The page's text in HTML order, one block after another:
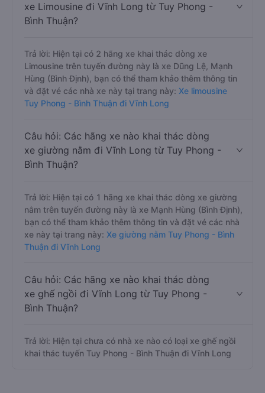
xe Limousine đi Vĩnh Long từ Tuy Phong -
Bình Thuận?
Trả lời: Hiện tại có 2 hãng xe khai thác dòng xe
Limousine trên tuyến đường này là xe Dũng Lệ, Mạnh
Hùng (Bình Định), bạn có thể tham khảo thêm thông tin
và đặt vé các nhà xe này tại trang này: Xe limousine
Tuy Phong - Bình Thuận đi Vĩnh Long
Câu hỏi: Các hãng xe nào khai thác dòng
xe giường nằm đi Vĩnh Long từ Tuy Phong -
Bình Thuận?
Trả lời: Hiện tại có 1 hãng xe khai thác dòng xe giường
nằm trên tuyến đường này là xe Mạnh Hùng (Bình Định),
bạn có thể tham khảo thêm thông tin và đặt vé các nhà
xe này tại trang này: Xe giường nằm Tuy Phong - Bình
Thuận đi Vĩnh Long
Câu hỏi: Các hãng xe nào khai thác dòng
xe ghế ngồi đi Vĩnh Long từ Tuy Phong -
Bình Thuận?
Trả lời: Hiện tại chưa có nhà xe nào có loại xe ghế ngồi
khai thác tuyến Tuy Phong - Bình Thuận đi Vĩnh Long